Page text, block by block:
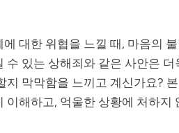
대한 위협을 느낄 때, 마음의
있는 상해죄와 같은 사안은 더
막막함을 느끼고 계신가요?
해하고, 억울한 상황에 처하지